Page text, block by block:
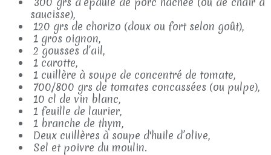
saucisse),
120 grs de chorizo (doux ou fort selon goût),
1 gros oignon,
2 gousses d’ail,
1 carotte,
1 cuillère à soupe de concentré de tomate,
700/800 grs de tomates concassées (ou pulpe),
10 cl de vin blanc,
1 feuille de laurier,
1 branche de thym,
Deux cuillères à soupe d'huile d’olive,
Sel et poivre du moulin.